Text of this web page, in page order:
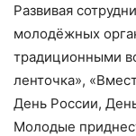
Развивая
молодёжных
традиционными
ленточка»,
День России,
Молодые